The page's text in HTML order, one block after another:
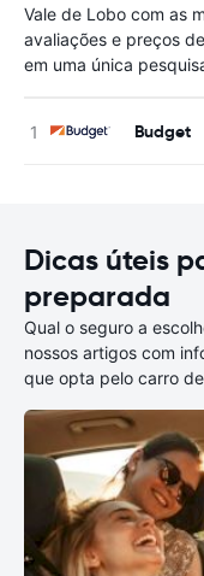
Vale de Lobo com as
avaliações e preços
em uma única
Budget
Dicas úteis
preparada
Qual o seguro a
nossos artigos com
que opta pelo carro